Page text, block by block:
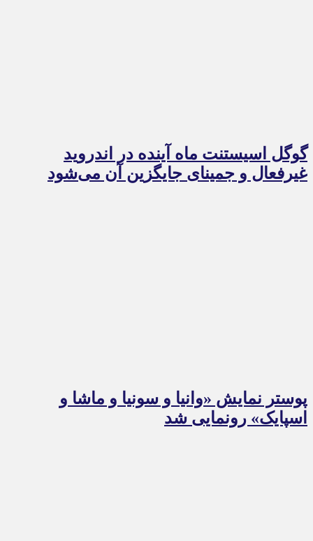
گوگل اسیستنت ماه آینده در اندروید
غیرفعال و جمینای جایگزین آن می‌شود
پوستر نمایش «وانیا و سونیا و ماشا و
اسپایک» رونمایی شد